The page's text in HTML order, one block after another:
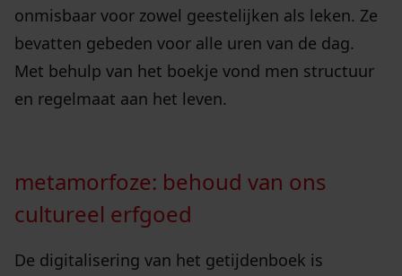
onmisbaar voor zowel geestelijken als leken. Ze
bevatten gebeden voor alle uren van de dag.
Met behulp van het boekje vond men structuur
en regelmaat aan het leven.
metamorfoze: behoud van ons
cultureel erfgoed
De digitalisering van het getijdenboek is